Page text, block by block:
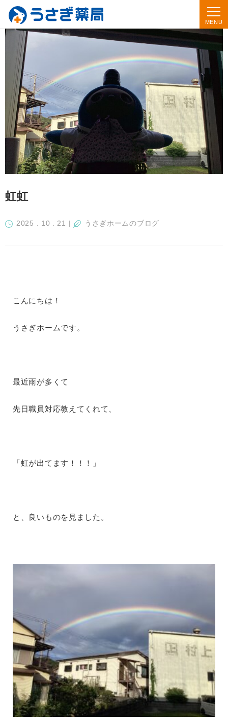
虹虹
2025 . 10 . 21 | うさぎホームのブログ
こんにちは！
うさぎホームです。
最近雨が多くて
先日職員対応教えてくれて、
「虹が出てます！！！」
と、良いものを見ました。